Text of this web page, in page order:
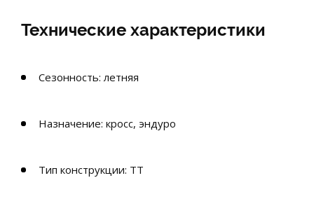
Технические характеристики
Сезонность: летняя
Назначение: кросс, эндуро
Тип конструкции: TT